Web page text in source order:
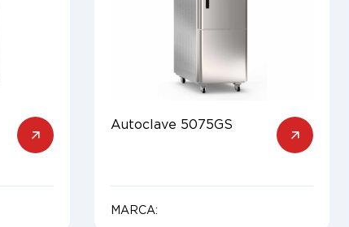
Autoclave 5075GS
MARCA: